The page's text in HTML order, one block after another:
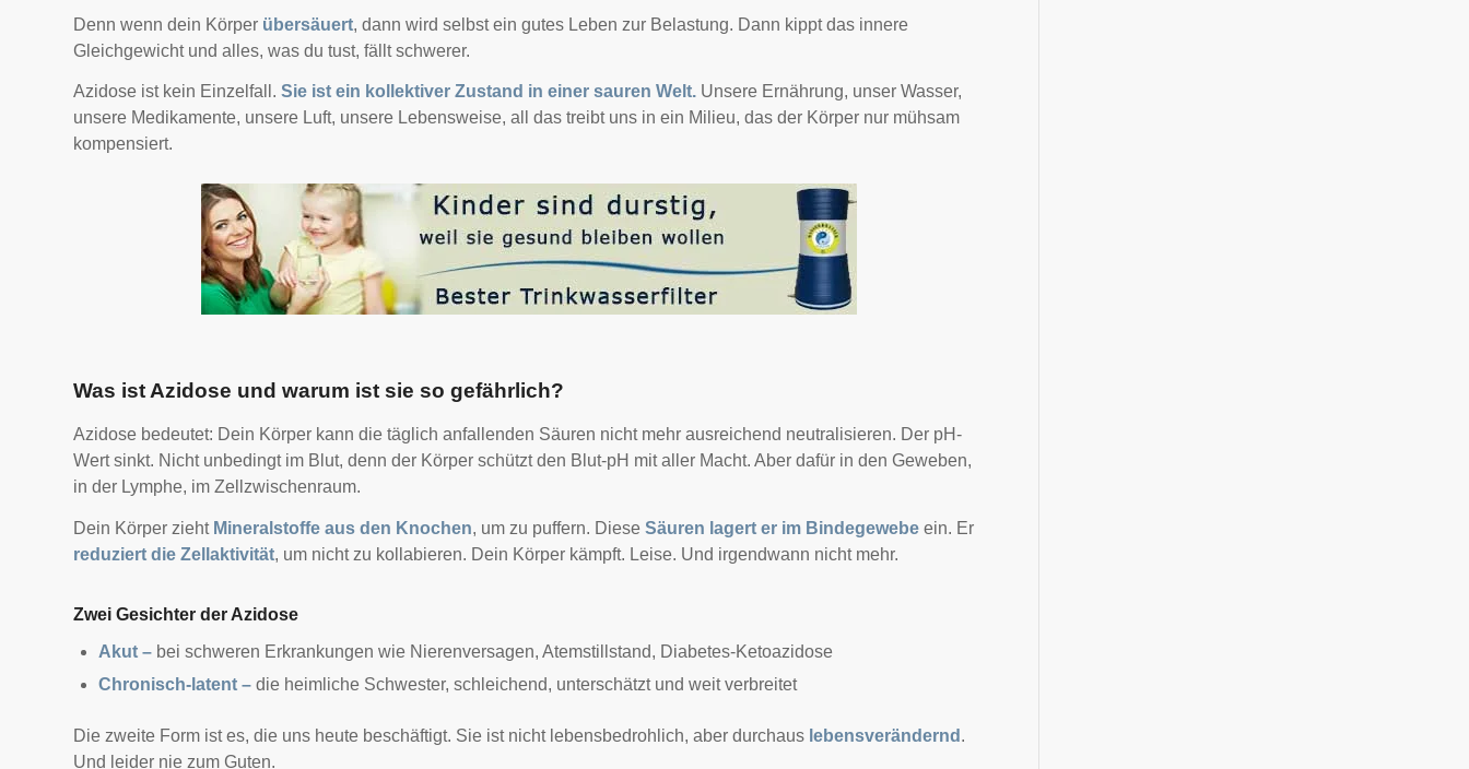
Denn wenn dein Körper übersäuert, dann wird selbst ein gutes Leben zur Belastung. Dann kippt das innere
Gleichgewicht und alles, was du tust, fällt schwerer.
Azidose ist kein Einzelfall. Sie ist ein kollektiver Zustand in einer sauren Welt. Unsere Ernährung, unser Wasser,
unsere Medikamente, unsere Luft, unsere Lebensweise, all das treibt uns in ein Milieu, das der Körper nur mühsam
kompensiert.
Was ist Azidose und warum ist sie so gefährlich?
Azidose bedeutet: Dein Körper kann die täglich anfallenden Säuren nicht mehr ausreichend neutralisieren. Der pH-
Wert sinkt. Nicht unbedingt im Blut, denn der Körper schützt den Blut-pH mit aller Macht. Aber dafür in den Geweben,
in der Lymphe, im Zellzwischenraum.
Dein Körper zieht Mineralstoffe aus den Knochen, um zu puffern. Diese Säuren lagert er im Bindegewebe ein. Er
reduziert die Zellaktivität, um nicht zu kollabieren. Dein Körper kämpft. Leise. Und irgendwann nicht mehr.
Zwei Gesichter der Azidose
Akut – bei schweren Erkrankungen wie Nierenversagen, Atemstillstand, Diabetes-Ketoazidose
Chronisch-latent – die heimliche Schwester, schleichend, unterschätzt und weit verbreitet
Die zweite Form ist es, die uns heute beschäftigt. Sie ist nicht lebensbedrohlich, aber durchaus lebensverändernd .
Und leider nie zum Guten.